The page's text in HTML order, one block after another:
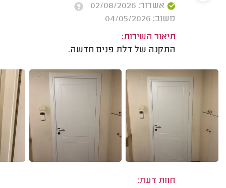
אשרור: 02/08/2026
משוב: 04/05/2026
תיאור השירות:
התקנה של דלת פנים חדשה.
חוות דעת: